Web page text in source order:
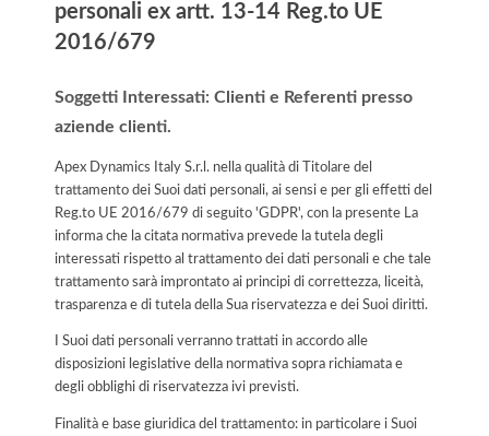
personali ex artt. 13-14 Reg.to UE
2016/679
Soggetti Interessati: Clienti e Referenti presso
aziende clienti.
Apex Dynamics Italy S.r.l. nella qualità di Titolare del
trattamento dei Suoi dati personali, ai sensi e per gli effetti del
Reg.to UE 2016/679 di seguito 'GDPR', con la presente La
informa che la citata normativa prevede la tutela degli
interessati rispetto al trattamento dei dati personali e che tale
trattamento sarà improntato ai principi di correttezza, liceità,
trasparenza e di tutela della Sua riservatezza e dei Suoi diritti.
I Suoi dati personali verranno trattati in accordo alle
disposizioni legislative della normativa sopra richiamata e
degli obblighi di riservatezza ivi previsti.
Finalità e base giuridica del trattamento: in particolare i Suoi